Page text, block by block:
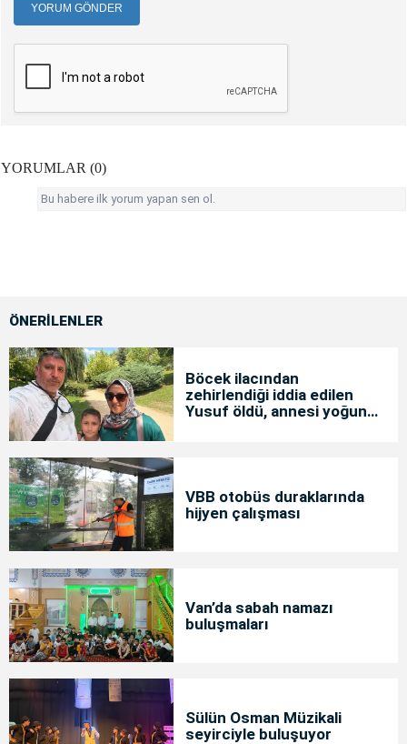
YORUM GÖNDER
YORUMLAR (0)
Bu habere ilk yorum yapan sen ol.
ÖNERİLENLER
Böcek ilacından
zehirlendiği iddia edilen
Yusuf öldü, annesi yoğun
VBB otobüs duraklarında
hijyen çalışması
Van’da sabah namazı
buluşmaları
Sülün Osman Müzikali
seyirciyle buluşuyor